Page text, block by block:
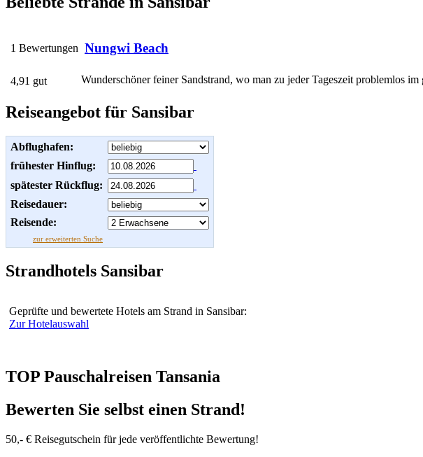
1 Bewertungen Nungwi Beach
Wunderschöner feiner Sandstrand, wo man zu jeder Tageszeit problemlos
4,91 gut
Reiseangebot für Sansibar
Abflughafen:
frühester Hinflug:
spätester Rückflug:
Reisedauer:
Reisende:
zur erweiterten Suche
Strandhotels Sansibar
Geprüfte und bewertete Hotels am Strand in Sansibar:
Zur Hotelauswahl
TOP Pauschalreisen Tansania
Bewerten Sie selbst einen Strand!
50,- € Reisegutschein für jede veröffentlichte Bewertung!